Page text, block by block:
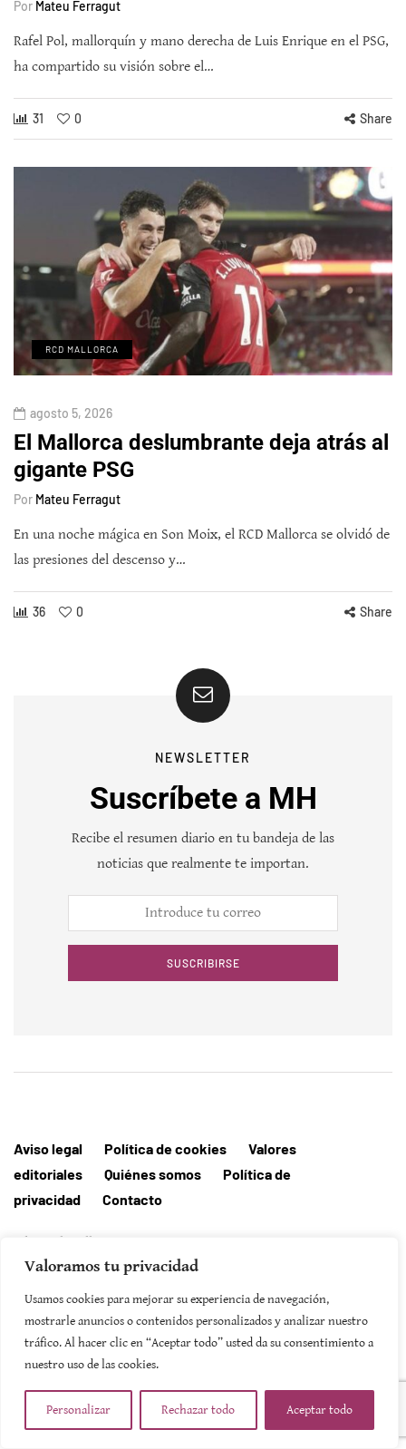
Valoramos tu privacidad
Usamos cookies para mejorar su experiencia de navegación,
mostrarle anuncios o contenidos personalizados y analizar nuestro
tráfico. Al hacer clic en “Aceptar todo” usted da su consentimiento a
nuestro uso de las cookies.
Personalizar Rechazar todo Aceptar todo
Por Mateu Ferragut
Rafel Pol, mallorquín y mano derecha de Luis Enrique en el PSG,
ha compartido su visión sobre el…
31 0 Share
RCD MALLORCA
agosto 5, 2026
El Mallorca deslumbrante deja atrás al
gigante PSG
Por Mateu Ferragut
En una noche mágica en Son Moix, el RCD Mallorca se olvidó de
las presiones del descenso y…
36 0 Share
NEWSLETTER
Suscríbete a MH
Recibe el resumen diario en tu bandeja de las
noticias que realmente te importan.
SUSCRIBIRSE
Aviso legal Política de cookies
Valores
editoriales
Quiénes somos
Política de
privacidad
Contacto
Editorial MallorcaHora
SUSCRIBIRSE